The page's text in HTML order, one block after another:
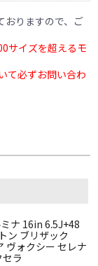
おりますので、ご
サイズを超えるモ
て必ずお問い合わ
ナ 16in 6.5J+48
ン ブリザック
ヴォクシー セレナ
ラ